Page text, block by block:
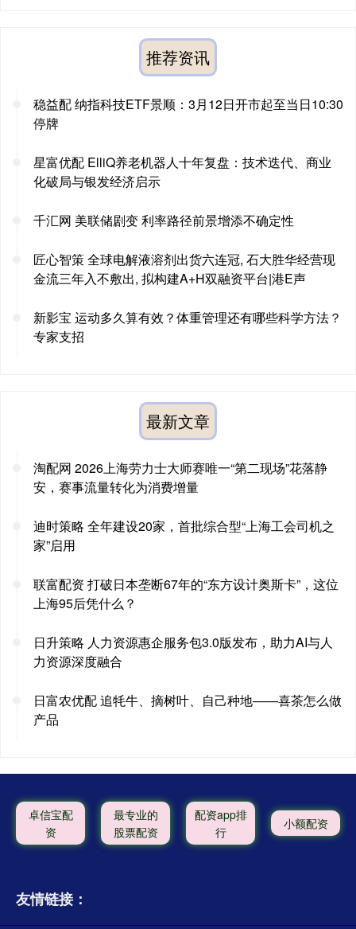
推荐资讯
稳益配 纳指科技ETF景顺：3月12日开市起至当日10:30
停牌
星富优配 ElliQ养老机器人十年复盘：技术迭代、商业
化破局与银发经济启示
千汇网 美联储剧变 利率路径前景增添不确定性
匠心智策 全球电解液溶剂出货六连冠, 石大胜华经营现
金流三年入不敷出, 拟构建A+H双融资平台|港E声
新影宝 运动多久算有效？体重管理还有哪些科学方法？
专家支招
最新文章
淘配网 2026上海劳力士大师赛唯一“第二现场”花落静
安，赛事流量转化为消费增量
迪时策略 全年建设20家，首批综合型“上海工会司机之
家”启用
联富配资 打破日本垄断67年的“东方设计奥斯卡”，这位
上海95后凭什么？
日升策略 人力资源惠企服务包3.0版发布，助力AI与人
力资源深度融合
日富农优配 追牦牛、摘树叶、自己种地——喜茶怎么做
产品
卓信宝配
资
最专业的
股票配资
配资app排
行
小额配资
友情链接：